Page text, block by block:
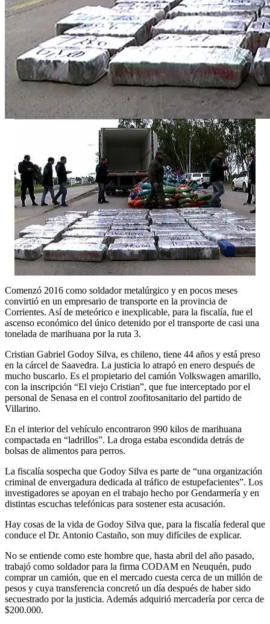
Comenzó 2016 como soldador metalúrgico y en pocos meses
convirtió en un empresario de transporte en la provincia de
Corrientes. Así de meteórico e inexplicable, para la fiscalía, fue el
ascenso económico del único detenido por el transporte de casi una
tonelada de marihuana por la ruta 3.
Cristian Gabriel Godoy Silva, es chileno, tiene 44 años y está preso
en la cárcel de Saavedra. La justicia lo atrapó en enero después de
mucho buscarlo. Es el propietario del camión Volkswagen amarillo,
con la inscripción “El viejo Cristian”, que fue interceptado por el
personal de Senasa en el control zoofitosanitario del partido de
Villarino.
En el interior del vehículo encontraron 990 kilos de marihuana
compactada en “ladrillos”. La droga estaba escondida detrás de
bolsas de alimentos para perros.
La fiscalía sospecha que Godoy Silva es parte de “una organización
criminal de envergadura dedicada al tráfico de estupefacientes”. Los
investigadores se apoyan en el trabajo hecho por Gendarmería y en
distintas escuchas telefónicas para sostener esta acusación.
Hay cosas de la vida de Godoy Silva que, para la fiscalía federal que
conduce el Dr. Antonio Castaño, son muy difíciles de explicar.
No se entiende como este hombre que, hasta abril del año pasado,
trabajó como soldador para la firma CODAM en Neuquén, pudo
comprar un camión, que en el mercado cuesta cerca de un millón de
pesos y cuya transferencia concretó un día después de haber sido
secuestrado por la justicia. Además adquirió mercadería por cerca de
$200.000.